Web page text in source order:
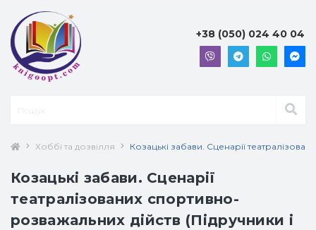
+38 (050) 024 40 04
Хоббі та дозвілля Козацькі забави. Сценарії
Козацькі забави. Сценарії
театралізованих спортивно-
розважальних дійств (Підручники і